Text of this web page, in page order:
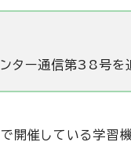
ター通信第38号を
催している学習機